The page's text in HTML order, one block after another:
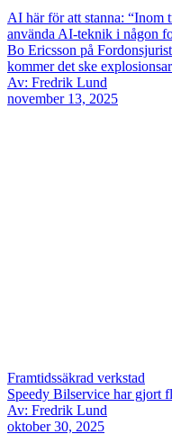
AI här för att stanna: “Inom
använda AI-teknik i någon
Bo Ericsson på
kommer det ske
Av: Fredrik Lund
november 13, 2025
Framtidssäkrad verkstad
Speedy Bilservice har gjort
Av: Fredrik Lund
oktober 30, 2025